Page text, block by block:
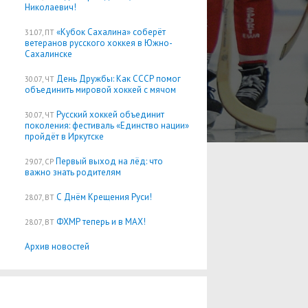
Николаевич!
31.07, ПТ «Кубок Сахалина» соберёт
ветеранов русского хоккея в Южно-
Сахалинске
30.07, ЧТ День Дружбы: Как СССР помог
объединить мировой хоккей с мячом
30.07, ЧТ Русский хоккей объединит
поколения: фестиваль «Единство нации»
пройдёт в Иркутске
29.07, СР Первый выход на лёд: что
важно знать родителям
28.07, ВТ С Днём Крещения Руси!
28.07, ВТ ФХМР теперь и в MAX!
Архив новостей